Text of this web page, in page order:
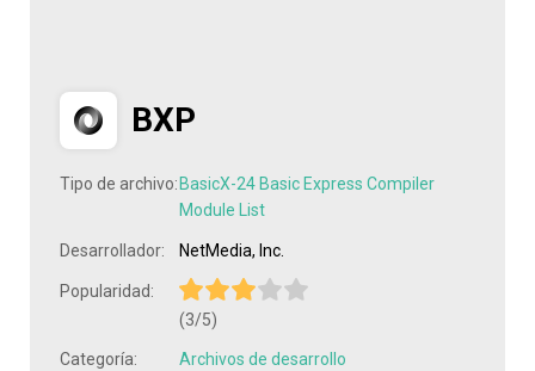
BXP
Tipo de archivo: BasicX-24 Basic Express Compiler
Module List
Desarrollador: NetMedia, Inc.
Popularidad:
(3/5)
Categoría: Archivos de desarrollo